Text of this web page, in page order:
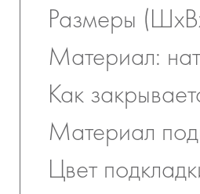
Размеры
Материал:
Как
Материал
Цвет